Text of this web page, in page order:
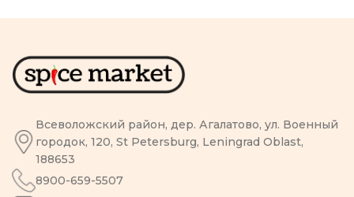
Всеволожский район, дер. Агалатово, ул. Военный
городок, 120, St Petersburg, Leningrad Oblast,
188653
8900-659-5507